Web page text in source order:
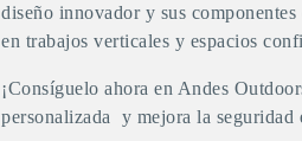
diseño innovador y sus
en trabajos verticales y espacios
¡Consíguelo ahora en Andes
personalizada y mejora la seguridad